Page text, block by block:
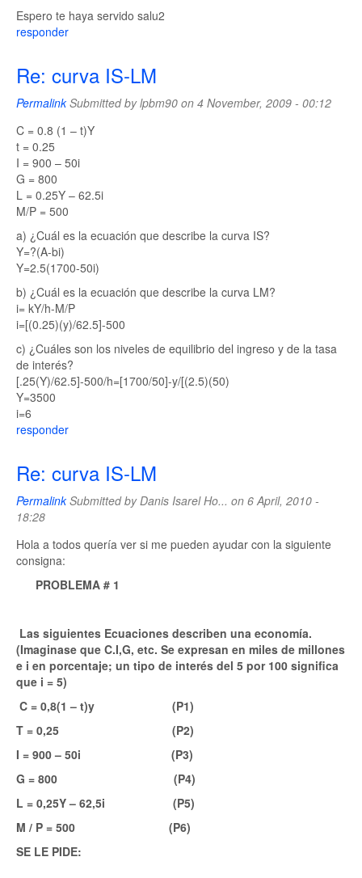
Espero te haya servido salu2
responder
Re: curva IS-LM
PermalinkSubmitted bylpbm90 on 4 November, 2009 - 00:12
C = 0.8 (1 – t)Y
t = 0.25
I = 900 – 50i
G = 800
L = 0.25Y – 62.5i
M/P = 500
a) ¿Cuál es la ecuación que describe la curva IS?
Y=?(A-bi)
Y=2.5(1700-50i)
b) ¿Cuál es la ecuación que describe la curva LM?
i= kY/h-M/P
i=[(0.25)(y)/62.5]-500
c) ¿Cuáles son los niveles de equilibrio del ingreso y de la tasa
de interés?
[.25(Y)/62.5]-500/h=[1700/50]-y/[(2.5)(50)
Y=3500
i=6
responder
Re: curva IS-LM
PermalinkSubmitted byDanis Isarel Ho... on 6 April, 2010 -
18:28
Hola a todos quería ver si me pueden ayudar con la siguiente
consigna:
PROBLEMA # 1
Las siguientes Ecuaciones describen una economía.
(Imaginase que C.I,G, etc. Se expresan en miles de millones
e i en porcentaje; un tipo de interés del 5 por 100 significa
que i = 5)
C = 0,8(1 – t)y (P1)
T = 0,25 (P2)
I = 900 – 50i (P3)
G = 800 (P4)
L = 0,25Y – 62,5i (P5)
M / P = 500 (P6)
SE LE PIDE: